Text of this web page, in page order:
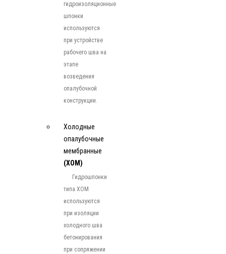
гидроизоляционные
шпонки
используются
при устройстве
рабочего шва на
этапе
возведения
опалубочной
конструкции.
Холодные
опалубочные
мембранные
(ХОМ)
Гидрошпонки
типа ХОМ
используются
при изоляции
холодного шва
бетонирования
при сопряжении